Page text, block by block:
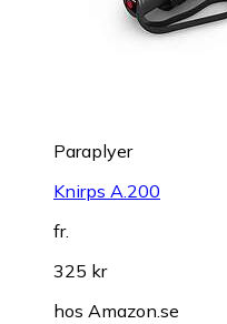
Paraplyer
Knirps A.200
fr.
325 kr
hos Amazon.se